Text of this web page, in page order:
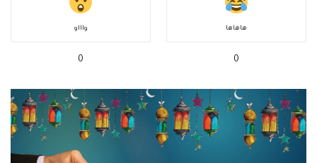
هاهاها
0
واااو
0